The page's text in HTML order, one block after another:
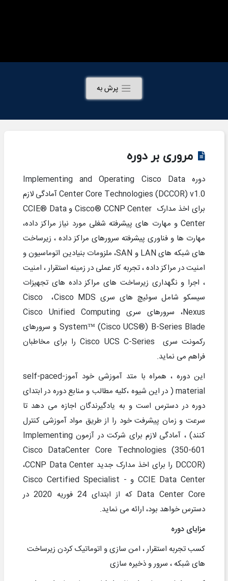
مروری بر دوره
دورهImplementing and Operating Cisco Data
Center Core Technologies (DCCOR) v1.0آمادگی لازم
برای اخذ مدارک Cisco® CCNP Center وCCIE® Data
Centerو مهارت های پیشرفته شغلی مورد نیاز مراکز داده،
مهارت ها و فناوری پیشرفته سرورهای مراکز داده ، زیرساخت
های شبکه های LAN و SAN، ملزومات بنیادین اتوماسیون و
امنیت در مراکز داده ، تجربه کار عملی در زمینه استقرار ، امنیت
، اجرا و نگهداری زیرساخت های مراکز داده های تجهیزات
سیسکو شامل سوئیچ های سری Cisco MDS، Cisco
Nexus، سرورهای سری Cisco Unified Computing
System™ (Cisco UCS®) B-Series Blade و سرورهای
رکمونت سری Cisco UCS C-Seriesرا برای مخاطبان
فراهم می نماید.
این دوره ، همراه با متد آموزشی خود آموز-self-paced
material( در این شیوه ،کلیه مطالب و منابع دوره در ابتدای
دوره در دسترس است و به یادگیرندگان اجازه می دهد تا
سرعت و زمان پیشرفت خود را از طریق مواد آموزشی کنترل
کنند) ، آمادگی لازم برای شرکت در آزمون Implementing
Cisco DataCenter Core Technologies (350-601
DCCOR) را برای اخذ مدارک جدید CCNP Data Center،
CCIE Data Centerو Cisco Certified Specialist -
Data Center Core
که از ابتدای 24 فوریه 2020 در
دسترس خواهد بود، ارائه می نماید.
مزایای دوره
کسب تجربه استقرار ، امن سازی و اتوماتیک کردن زیرساخت
های شبکه ، سرور و ذخیره سازی